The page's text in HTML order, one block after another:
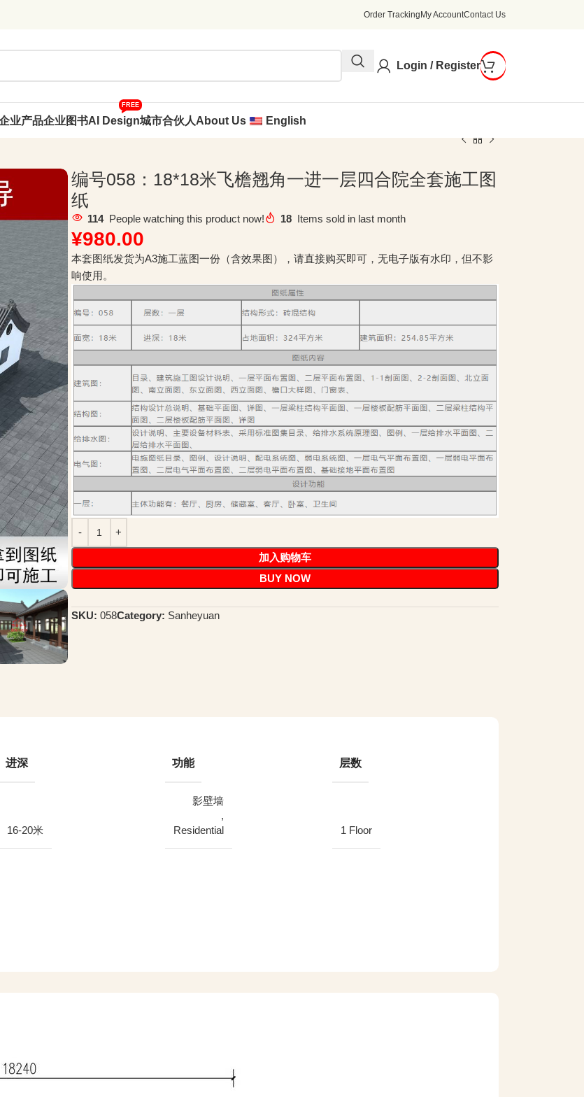
Order Tracking My AccountContact Us
Login / Register
业产品企业图书AI Design
FREE
城市合伙人About Us
English
编号058：18*18米飞檐翘角一进一层四合院全套施工图
纸
114 People watching this product now! 18 Items sold in last month
¥980.00
本套图纸发货为A3施工蓝图一份（含效果图），请直接购买即可，无电子版有水印，但不影
响使用。
加入购物车
BUY NOW
SKU: 058Category: Sanheyuan
进深
16-20米
功能
影壁墙
,
Residential
层数
1 Floor